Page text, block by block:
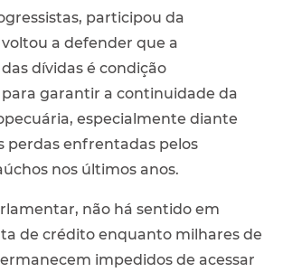
participou da
a defender que a
dívidas é condição
garantir a continuidade da
especialmente diante
perdas enfrentadas pelos
nos últimos anos.
não há sentido em
de crédito enquanto milhares de
impedidos de acessar